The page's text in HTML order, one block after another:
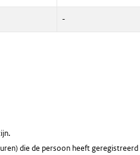
-
die de persoon heeft